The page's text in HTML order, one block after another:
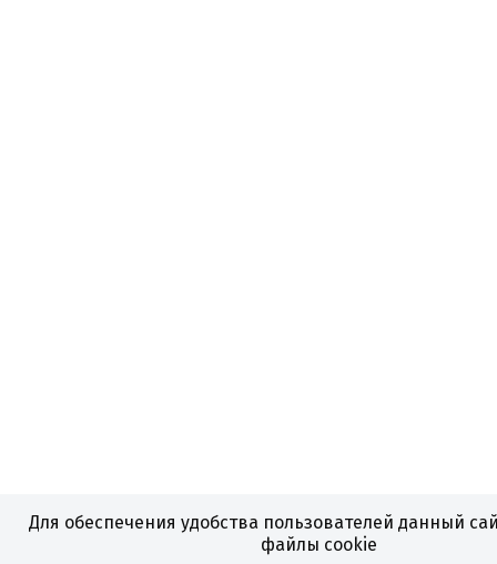
Для обеспечения удобства пользователей данный
файлы cookie